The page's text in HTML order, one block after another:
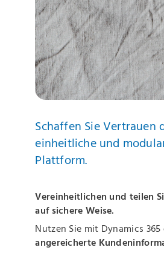
Schaffen Sie Vertrauen
einheitliche und
Plattform.
Vereinheitlichen und teilen
auf sichere Weise.
Nutzen Sie mit Dynamics 365
angereicherte